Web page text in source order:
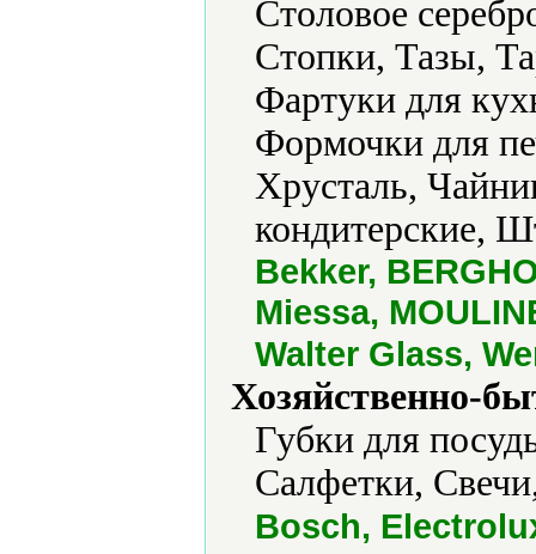
Столовое
Стопки, Тазы,
Фартуки для
Формочки для
Хрусталь,
кондитерские,
Bekker,
Miessa,
Walter Glass,
Хозяйственно-
Губки для
Салфетки,
Bosch,